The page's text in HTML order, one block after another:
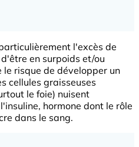
l'excès de
en surpoids et/ou
risque de développer un
cellules graisseuses
le foie) nuisent
hormone dont le rôle
dans le sang.